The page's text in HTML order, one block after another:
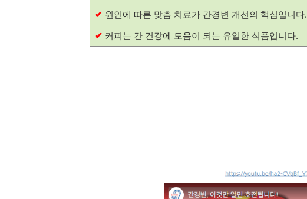
✔ 원인에 따른 맞춤 치료가 간경변 개선의 핵심입니다.
✔ 커피는 간 건강에 도움이 되는 유일한 식품입니다.